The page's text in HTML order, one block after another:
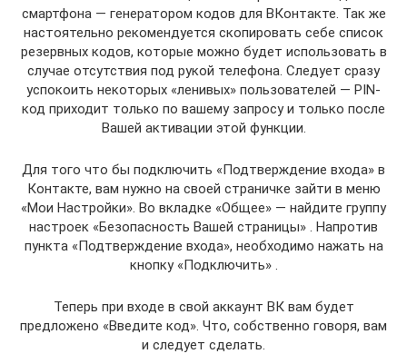
смартфона — генератором кодов для ВКонтакте. Так же
настоятельно рекомендуется скопировать себе список
резервных кодов, которые можно будет использовать в
случае отсутствия под рукой телефона. Следует сразу
успокоить некоторых «ленивых» пользователей — PIN-
код приходит только по вашему запросу и только после
Вашей активации этой функции.
Для того что бы подключить «Подтверждение входа» в
Контакте, вам нужно на своей страничке зайти в меню
«Мои Настройки». Во вкладке «Общее» — найдите группу
настроек «Безопасность Вашей страницы» . Напротив
пункта «Подтверждение входа», необходимо нажать на
кнопку «Подключить» .
Теперь при входе в свой аккаунт ВК вам будет
предложено «Введите код». Что, собственно говоря, вам
и следует сделать.